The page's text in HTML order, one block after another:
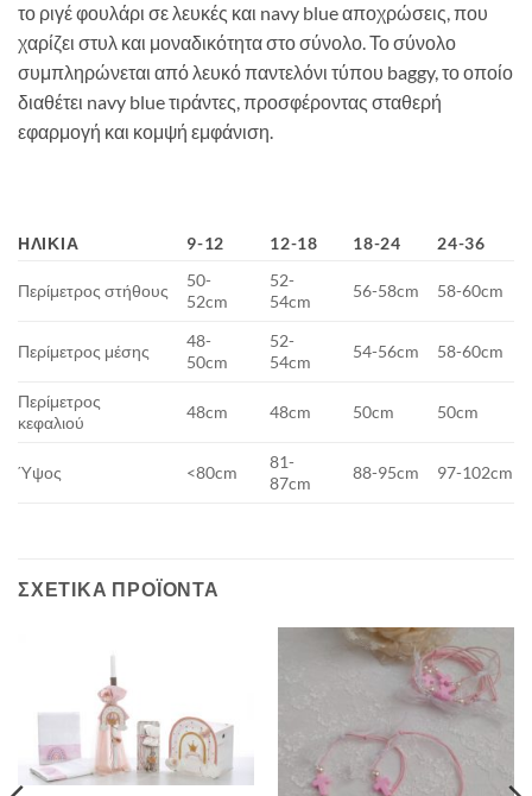
το ριγέ φουλάρι σε λευκές και navy blue αποχρώσεις, που
χαρίζει στυλ και μοναδικότητα στο σύνολο. Το σύνολο
συμπληρώνεται από λευκό παντελόνι τύπου baggy, το οποίο
διαθέτει navy blue τιράντες, προσφέροντας σταθερή
εφαρμογή και κομψή εμφάνιση.
ΗΛΙΚΊΑ 9-12 12-18 18-24 24-36
Περίμετρος στήθους
50-
52cm
52-
54cm
56-58cm 58-60cm
Περίμετρος μέσης
48-
50cm
52-
54cm
54-56cm 58-60cm
Περίμετρος
κεφαλιού
48cm 48cm 50cm 50cm
Ύψος <80cm
81-
87cm
88-95cm 97-102cm
ΣΧΕΤΙΚΆ ΠΡΟΪΌΝΤΑ